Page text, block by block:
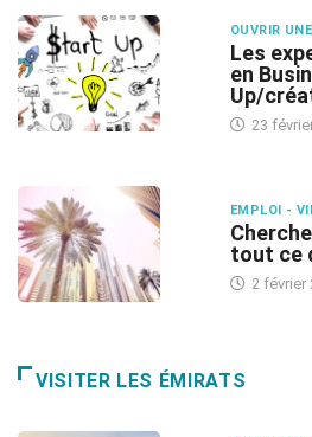
OUVRIR
Les
en
Up/
23
EMPLOI -
tout ce
2 février
VISITER LES ÉMIRATS